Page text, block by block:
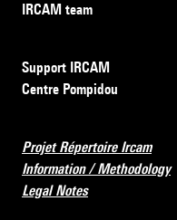
IRCAM team
Support IRCAM
Centre Pompidou
Projet Répertoire Ircam
Information / Methodology
Legal Notes